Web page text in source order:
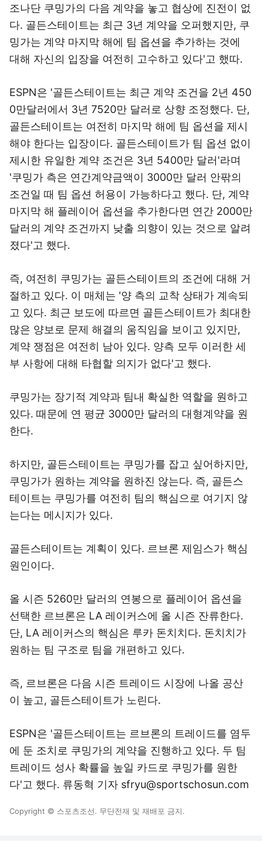
조나단 쿠밍가의 다음 계약을 놓고 협상에 진전이 없
다. 골든스테이트는 최근 3년 계약을 오퍼했지만, 쿠
밍가는 계약 마지막 해에 팀 옵션을 추가하는 것에
대해 자신의 입장을 여전히 고수하고 있다'고 했따.
ESPN은 '골든스테이트는 최근 계약 조건을 2년 450
0만달러에서 3년 7520만 달러로 상향 조정했다. 단,
골든스테이트는 여전히 마지막 해에 팀 옵션을 제시
해야 한다는 입장이다. 골든스테이트가 팀 옵션 없이
제시한 유일한 계약 조건은 3년 5400만 달러'라며
'쿠밍가 측은 연간계약금액이 3000만 달러 안팎의
조건일 때 팀 옵션 허용이 가능하다고 했다. 단, 계약
마지막 해 플레이어 옵션을 추가한다면 연간 2000만
달러의 계약 조건까지 낮출 의향이 있는 것으로 알려
졌다'고 했다.
즉, 여전히 쿠밍가는 골든스테이트의 조건에 대해 거
절하고 있다. 이 매체는 '양 측의 교착 상태가 계속되
고 있다. 최근 보도에 따르면 골든스테이트가 최대한
많은 양보로 문제 해결의 움직임을 보이고 있지만,
계약 쟁점은 여전히 남아 있다. 양측 모두 이러한 세
부 사항에 대해 타협할 의지가 없다'고 했다.
쿠밍가는 장기적 계약과 팀내 확실한 역할을 원하고
있다. 때문에 연 평균 3000만 달러의 대형계약을 원
한다.
하지만, 골든스테이트는 쿠밍가를 잡고 싶어하지만,
쿠밍가가 원하는 계약을 원하진 않는다. 즉, 골든스
테이트는 쿠밍가를 여전히 팀의 핵심으로 여기지 않
는다는 메시지가 있다.
골든스테이트는 계획이 있다. 르브론 제임스가 핵심
원인이다.
올 시즌 5260만 달러의 연봉으로 플레이어 옵션을
선택한 르브론은 LA 레이커스에 올 시즌 잔류한다.
단, LA 레이커스의 핵심은 루카 돈치치다. 돈치치가
원하는 팀 구조로 팀을 개편하고 있다.
즉, 르브론은 다음 시즌 트레이드 시장에 나올 공산
이 높고, 골든스테이트가 노린다.
ESPN은 '골든스테이트는 르브론의 트레이드를 염두
에 둔 조치로 쿠밍가의 계약을 진행하고 있다. 두 팀
트레이드 성사 확률을 높일 카드로 쿠밍가를 원한
다'고 했다. 류동혁 기자 sfryu@sportschosun.com
Copyright © 스포츠조선. 무단전재 및 재배포 금지.